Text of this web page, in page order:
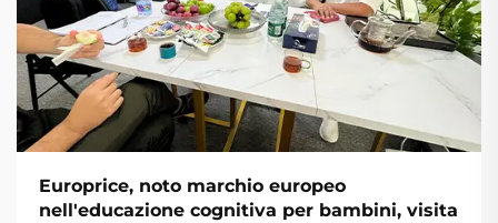
Europrice, noto marchio europeo
nell'educazione cognitiva per bambini, visita